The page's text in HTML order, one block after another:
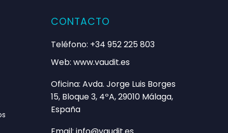
CONTACTO
Teléfono: +34 952 225 803
Web: www.vaudit.es
Oficina: Avda. Jorge Luis Borges
15, Bloque 3, 4ºA, 29010 Málaga,
España